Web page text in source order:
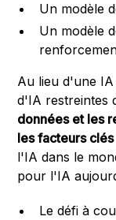
Un modèle
Un modèle
Au lieu d'une
d'IA restreintes
données et les
les facteurs clés
l'IA dans le
pour l'IA
Le défi à